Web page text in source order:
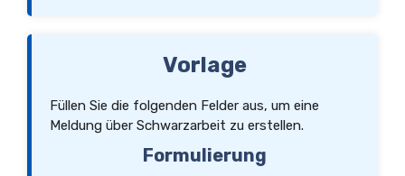
Vorlage
Füllen Sie die folgenden Felder aus, um eine
Meldung über Schwarzarbeit zu erstellen.
Formulierung